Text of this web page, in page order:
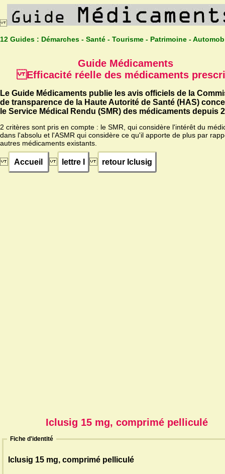
12 Guides : Démarches - Santé - Tourisme - Patrimoine -
Guide Médicaments
Efficacité réelle des médicaments
Le Guide Médicaments publie les avis officiels de la
de transparence de la Haute Autorité de Santé (HAS)
le Service Médical Rendu (SMR) des médicaments depuis
2 critères sont pris en compte : le SMR, qui considère l'intérêt du
dans l'absolu et l'ASMR qui considère ce qu'il apporte de plus par
autres médicaments existants.
Accueil lettre I retour Iclusig
Iclusig 15 mg, comprimé pelliculé
Fiche d'identité
Iclusig 15 mg, comprimé pelliculé